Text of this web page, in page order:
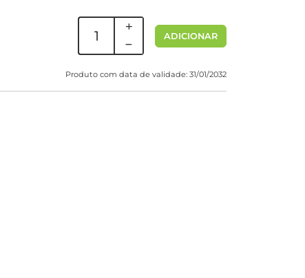
ADICIONAR
Produto com data de validade: 31/01/2032